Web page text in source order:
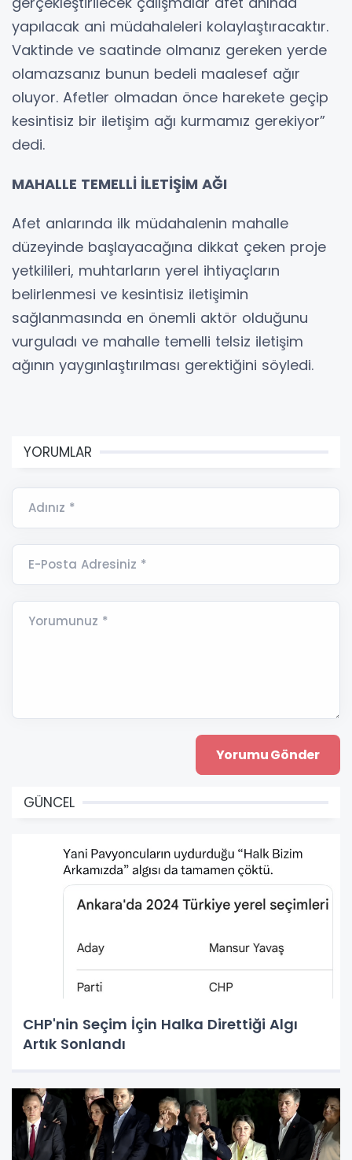
yapılacak ani müdahaleleri kolaylaştıracaktır.
Vaktinde ve saatinde olmanız gereken yerde
olamazsanız bunun bedeli maalesef ağır
oluyor. Afetler olmadan önce harekete geçip
kesintisiz bir iletişim ağı kurmamız gerekiyor”
dedi.
MAHALLE TEMELLİ İLETİŞİM AĞI
Afet anlarında ilk müdahalenin mahalle
düzeyinde başlayacağına dikkat çeken proje
yetkilileri, muhtarların yerel ihtiyaçların
belirlenmesi ve kesintisiz iletişimin
sağlanmasında en önemli aktör olduğunu
vurguladı ve mahalle temelli telsiz iletişim
ağının yaygınlaştırılması gerektiğini söyledi.
YORUMLAR
Adınız *
E-Posta Adresiniz *
Yorumunuz *
GÜNCEL
CHP'nin Seçim İçin Halka Direttiği Algı
Artık Sonlandı